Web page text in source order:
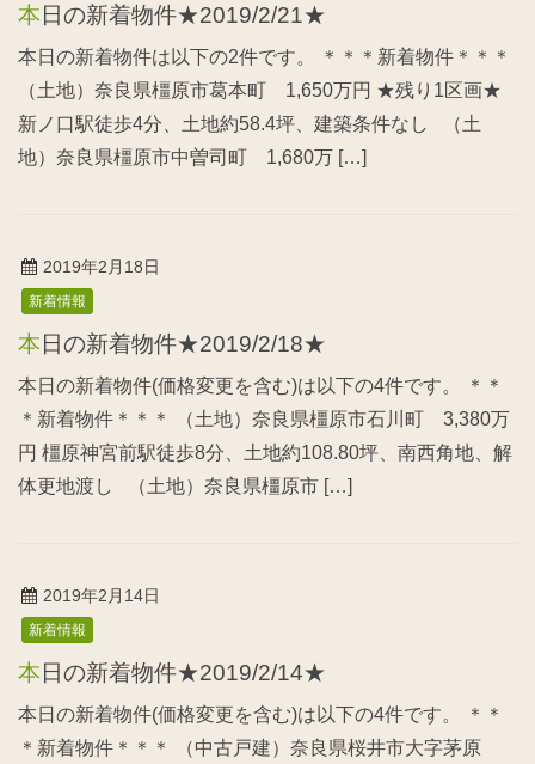
本日の新着物件★2019/2/21★
本日の新着物件は以下の2件です。 ＊＊＊新着物件＊＊＊
（土地）奈良県橿原市葛本町 1,650万円 ★残り1区画★
新ノ口駅徒歩4分、土地約58.4坪、建築条件なし （土
地）奈良県橿原市中曽司町 1,680万 […]
2019年2月18日
新着情報
本日の新着物件★2019/2/18★
本日の新着物件(価格変更を含む)は以下の4件です。 ＊＊
＊新着物件＊＊＊ （土地）奈良県橿原市石川町 3,380万
円 橿原神宮前駅徒歩8分、土地約108.80坪、南西角地、解
体更地渡し （土地）奈良県橿原市 […]
2019年2月14日
新着情報
本日の新着物件★2019/2/14★
本日の新着物件(価格変更を含む)は以下の4件です。 ＊＊
＊新着物件＊＊＊ （中古戸建）奈良県桜井市大字茅原